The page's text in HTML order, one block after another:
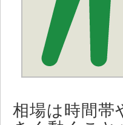
相場は時間帯